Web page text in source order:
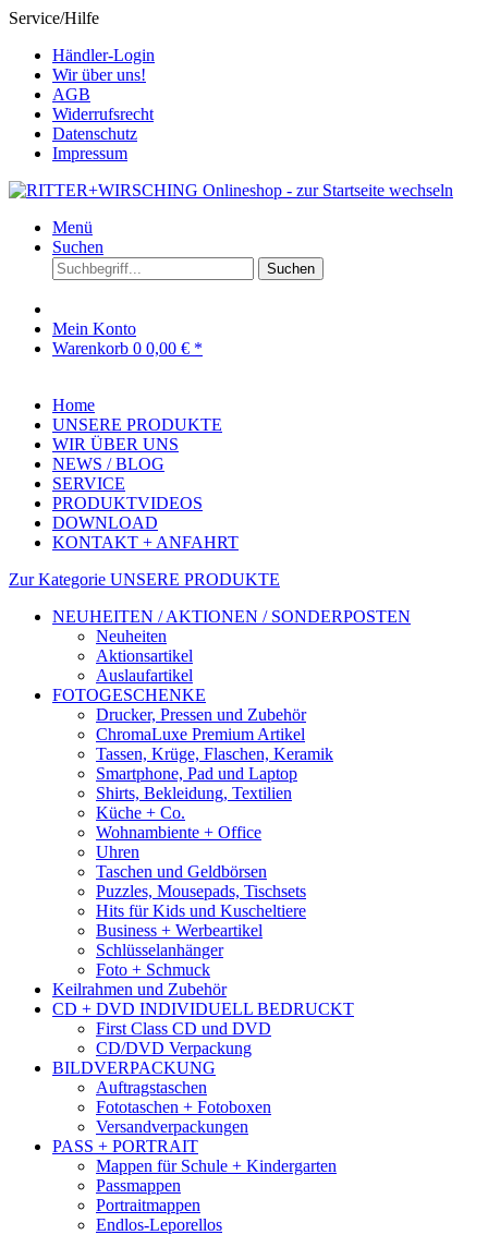
Service/Hilfe
Händler-Login
Wir über uns!
AGB
Widerrufsrecht
Datenschutz
Impressum
Menü
Suchen
Suchen
Mein Konto
Warenkorb 0 0,00 € *
Home
UNSERE PRODUKTE
WIR ÜBER UNS
NEWS / BLOG
SERVICE
PRODUKTVIDEOS
DOWNLOAD
KONTAKT + ANFAHRT
Zur Kategorie UNSERE PRODUKTE
NEUHEITEN / AKTIONEN / SONDERPOSTEN
Neuheiten
Aktionsartikel
Auslaufartikel
FOTOGESCHENKE
Drucker, Pressen und Zubehör
ChromaLuxe Premium Artikel
Tassen, Krüge, Flaschen, Keramik
Smartphone, Pad und Laptop
Shirts, Bekleidung, Textilien
Küche + Co.
Wohnambiente + Office
Uhren
Taschen und Geldbörsen
Puzzles, Mousepads, Tischsets
Hits für Kids und Kuscheltiere
Business + Werbeartikel
Schlüsselanhänger
Foto + Schmuck
Keilrahmen und Zubehör
CD + DVD INDIVIDUELL BEDRUCKT
First Class CD und DVD
CD/DVD Verpackung
BILDVERPACKUNG
Auftragstaschen
Fototaschen + Fotoboxen
Versandverpackungen
PASS + PORTRAIT
Mappen für Schule + Kindergarten
Passmappen
Portraitmappen
Endlos-Leporellos